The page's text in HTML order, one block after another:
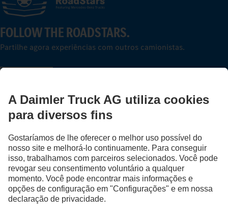
FOLLOW THE ROADSTARS.
Partilhe agora experiências com outros camionistas.
Proteção de Dados
Avisos Legais
EU Data Act